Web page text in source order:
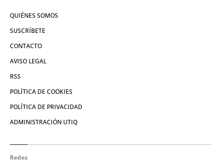
QUIÉNES SOMOS
SUSCRÍBETE
CONTACTO
AVISO LEGAL
RSS
POLÍTICA DE COOKIES
POLÍTICA DE PRIVACIDAD
ADMINISTRACIÓN UTIQ
Redes